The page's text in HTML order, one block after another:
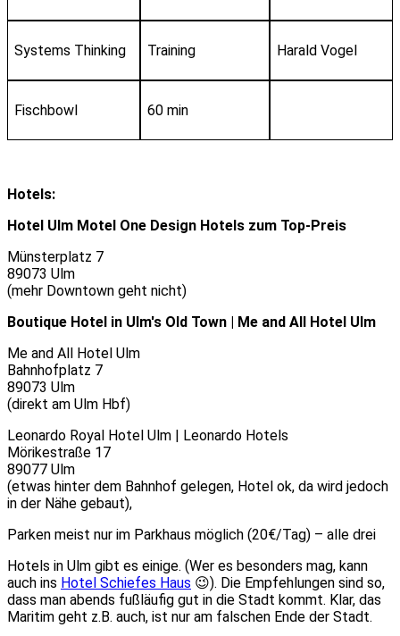
Systems Thinking Training Harald Vogel
Fischbowl 60 min
Hotels:
Hotel Ulm Motel One Design Hotels zum Top-Preis
Münsterplatz 7
89073 Ulm
(mehr Downtown geht nicht)
Boutique Hotel in Ulm's Old Town | Me and All Hotel Ulm
Me and All Hotel Ulm
Bahnhofplatz 7
89073 Ulm
(direkt am Ulm Hbf)
Leonardo Royal Hotel Ulm | Leonardo Hotels
Mörikestraße 17
89077 Ulm
(etwas hinter dem Bahnhof gelegen, Hotel ok, da wird jedoch
in der Nähe gebaut),
Parken meist nur im Parkhaus möglich (20€/Tag) – alle drei
Hotels in Ulm gibt es einige. (Wer es besonders mag, kann
auch ins Hotel Schiefes Haus 😉). Die Empfehlungen sind so,
dass man abends fußläufig gut in die Stadt kommt. Klar, das
Maritim geht z.B. auch, ist nur am falschen Ende der Stadt.